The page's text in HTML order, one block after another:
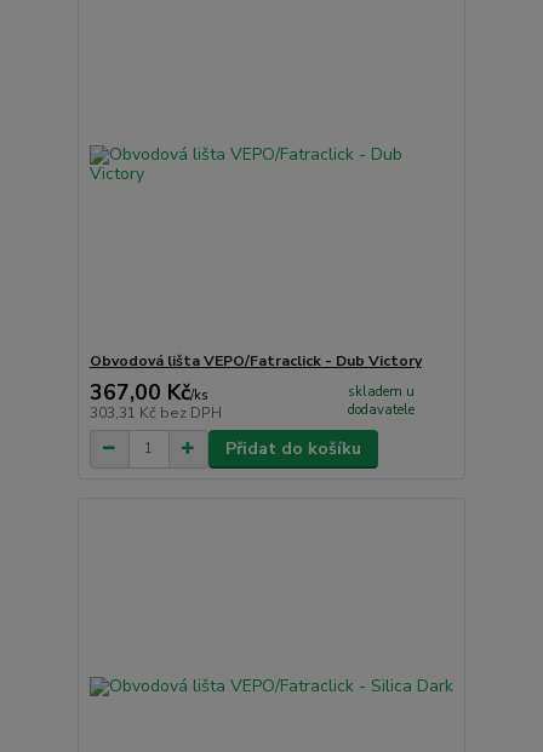
Obvodová lišta VEPO/Fatraclick - Dub Victory
367,00 Kč/ks
303,31 Kč bez DPH
skladem u
dodavatele
Přidat do košíku